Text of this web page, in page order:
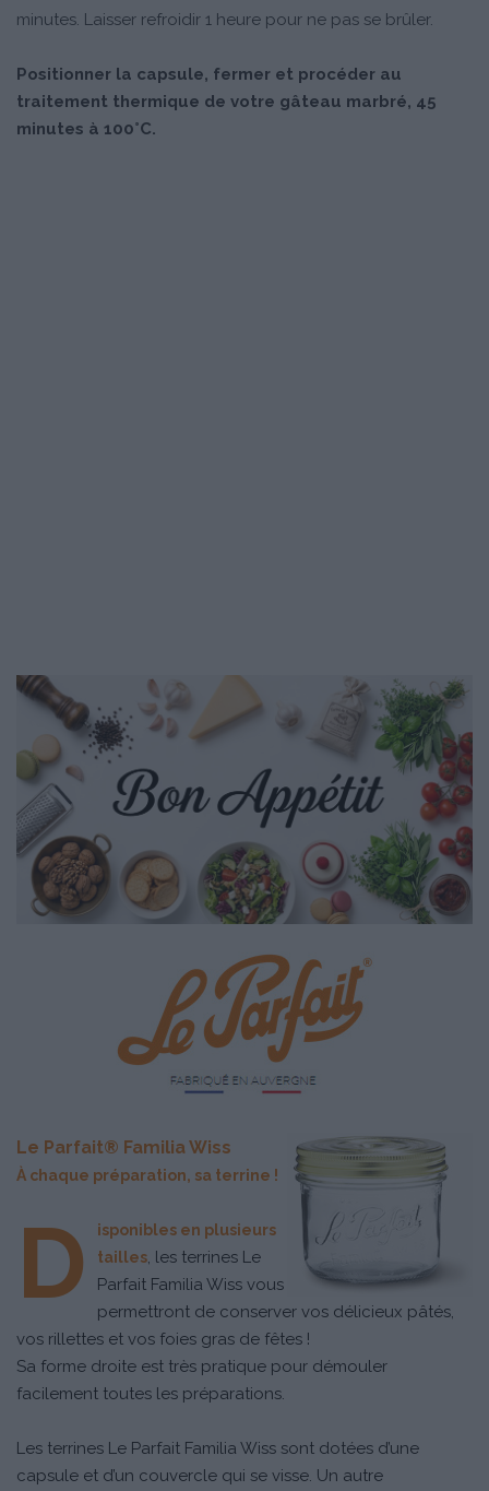
minutes. Laisser refroidir 1 heure pour ne pas se brûler.
Positionner la capsule, fermer et procéder au
traitement thermique de votre gâteau marbré, 45
minutes à 100°C.
Le Parfait® Familia Wiss
À chaque préparation, sa terrine !
D
isponibles en plusieurs
tailles, les terrines Le
Parfait Familia Wiss vous
permettront de conserver vos délicieux pâtés,
vos rillettes et vos foies gras de fêtes !
Sa forme droite est très pratique pour démouler
facilement toutes les préparations.
Les terrines Le Parfait Familia Wiss sont dotées d’une
capsule et d’un couvercle qui se visse. Un autre